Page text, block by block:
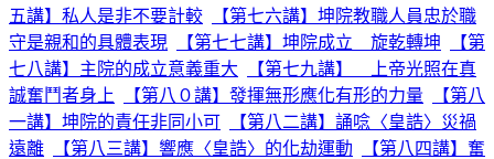
五講】私人是非不要計較
【第七六講】坤院教職人員忠於職
守是親和的具體表現
【第七七講】坤院成立 旋乾轉坤
【第
七八講】主院的成立意義重大
【第七九講】 上帝光照在真
誠奮鬥者身上
【第八０講】發揮無形應化有形的力量
【第八
一講】坤院的責任非同小可
【第八二講】誦唸〈皇誥〉災禍
遠離
【第八三講】響應〈皇誥〉的化劫運動
【第八四講】奮